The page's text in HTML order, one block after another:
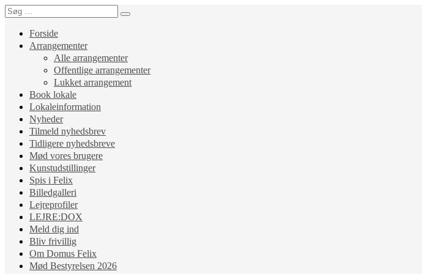
Forside
Arrangementer
Alle arrangementer
Offentlige arrangementer
Lukket arrangement
Book lokale
Lokaleinformation
Nyheder
Tilmeld nyhedsbrev
Tidligere nyhedsbreve
Mød vores brugere
Kunstudstillinger
Spis i Felix
Billedgalleri
Lejreprofiler
LEJRE:DOX
Meld dig ind
Bliv frivillig
Om Domus Felix
Mød Bestyrelsen 2026